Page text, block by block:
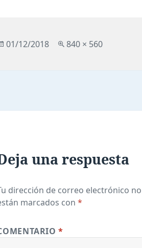
Publicado
01/12/2018
Tamaño
840 × 560
una respuesta
dirección de correo electrónico
marcados con*
*